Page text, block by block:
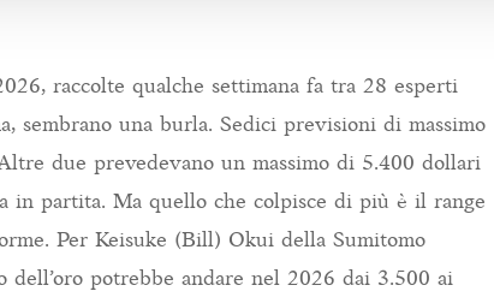
raccolte qualche settimana fa tra 28 esperti
sembrano una burla. Sedici previsioni di massimo
due prevedevano un massimo di 5.400 dollari
in partita. Ma quello che colpisce di più è il range
Per Keisuke (Bill) Okui della Sumitomo
dell’oro potrebbe andare nel 2026 dai 3.500 ai